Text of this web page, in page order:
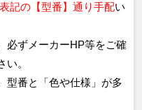
表記の【型番】通り手配い
必ずメーカーHP等をご確
。
型番と「色や仕様」が多